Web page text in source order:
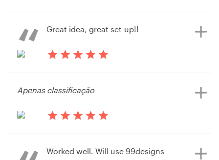
Visualizar seu concurso de botão ou
Great idea, great set-up!!
Visualizar seu concurso de botão ou
Apenas classificação
Worked well. Will use 99designs
Manual de identidade da marca
Pesquisar todas as categorias
Suporte
+49 30 568 37640
Central de Ajuda